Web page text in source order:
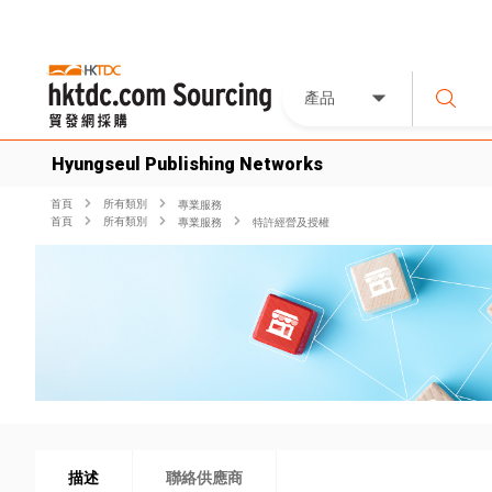
產品
Hyungseul Publishing Networks
首頁 所有類別
專業服務
首頁
所有類別 專業服務 特許經營及授權
描述 聯絡供應商